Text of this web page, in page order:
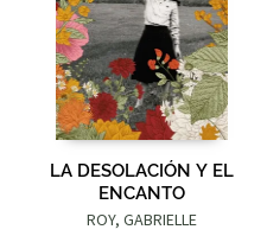
LA DESOLACIÓN Y EL
ENCANTO
ROY, GABRIELLE